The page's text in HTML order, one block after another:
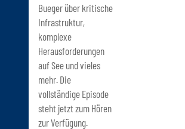
Bueger über kritische
Infrastruktur,
komplexe
Herausforderungen
auf See und vieles
mehr. Die
vollständige Episode
steht jetzt zum Hören
zur Verfügung.